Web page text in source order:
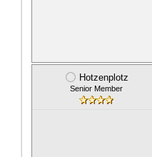
Hotzenplotz
Senior Member